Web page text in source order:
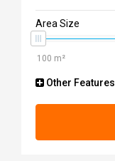
Area Size
Other Features